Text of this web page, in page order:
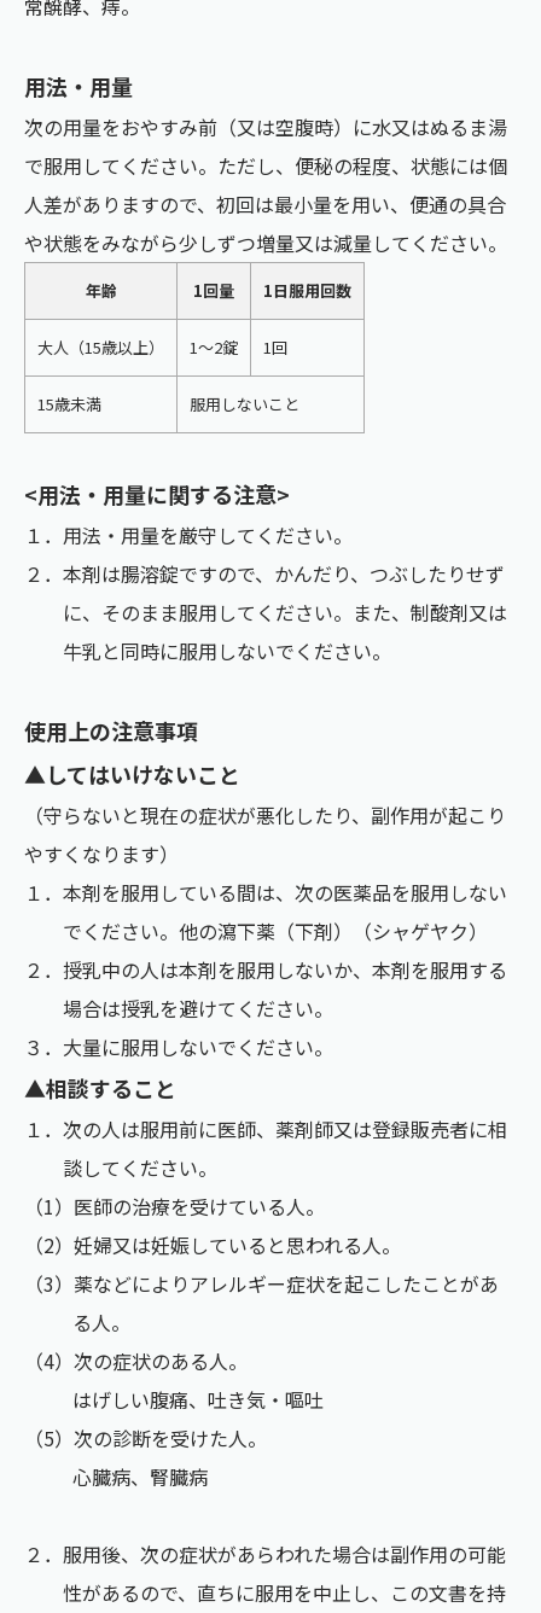
用法・用量
次の用量をおやすみ前（又は空腹時）に水又はぬるま湯
で服用してください。ただし、便秘の程度、状態には個
人差がありますので、初回は最小量を用い、便通の具合
や状態をみながら少しずつ増量又は減量してください。
年齢 1回量 1日服用回数
大人（15歳以上） 1～2錠 1回
15歳未満 服用しないこと
<用法・用量に関する注意>
１．用法・用量を厳守してください。
２．本剤は腸溶錠ですので、かんだり、つぶしたりせず
に、そのまま服用してください。また、制酸剤又は
牛乳と同時に服用しないでください。
使用上の注意事項
▲してはいけないこと
（守らないと現在の症状が悪化したり、副作用が起こり
やすくなります）
１．本剤を服用している間は、次の医薬品を服用しない
でください。他の瀉下薬（下剤）（シャゲヤク）
２．授乳中の人は本剤を服用しないか、本剤を服用する
場合は授乳を避けてください。
３．大量に服用しないでください。
▲相談すること
１．次の人は服用前に医師、薬剤師又は登録販売者に相
談してください。
（1）医師の治療を受けている人。
（2）妊婦又は妊娠していると思われる人。
（3）薬などによりアレルギー症状を起こしたことがあ
る人。
（4）次の症状のある人。
はげしい腹痛、吐き気・嘔吐
（5）次の診断を受けた人。
心臓病、腎臓病
２．服用後、次の症状があらわれた場合は副作用の可能
性があるので、直ちに服用を中止し、この文書を持